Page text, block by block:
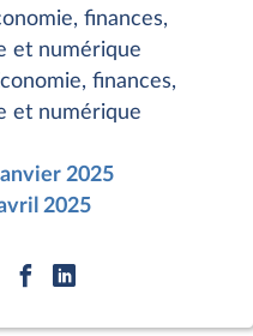
finances,
et numérique
finances,
et numérique
2025
2025